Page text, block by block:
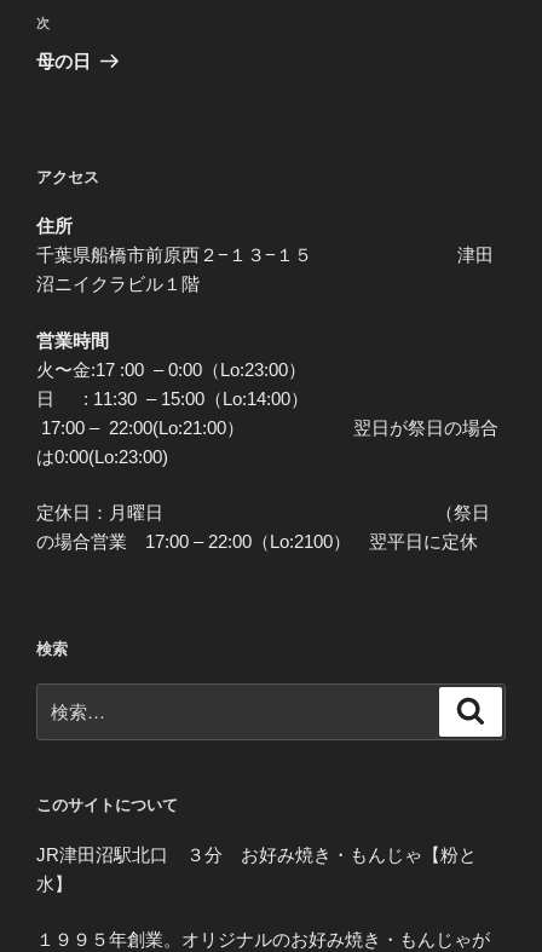
ビ
ゲ
ン
稿
次
の
次
母の日
アクセス
住所
千葉県船橋市前原西２−１３−１５ 津田
沼ニイクラビル１階
営業時間
火〜金:17 :00 – 0:00（Lo:23:00）
日 : 11:30 – 15:00（Lo:14:00）
17:00 – 22:00(Lo:21:00） 翌日が祭日の場合
は0:00(Lo:23:00)
定休日：月曜日 （祭日
の場合営業 17:00 – 22:00（Lo:2100） 翌平日に定休
検索
索:
このサイトについて
JR津田沼駅北口 ３分 お好み焼き・もんじゃ【粉と
水】
１９９５年創業。オリジナルのお好み焼き・もんじゃが